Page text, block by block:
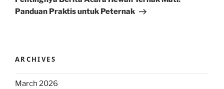
Panduan Praktis untuk Peternak
ARCHIVES
March 2026